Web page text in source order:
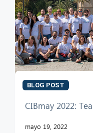
BLOG POST
CIBmay 2022:
mayo 19, 2022
CIB AI ChatBot